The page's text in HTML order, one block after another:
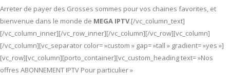
Arreter de payer des Grosses sommes pour vos chaines favorites, et
bienvenue dans le monde de MEGA IPTV.[/vc_column_text]
[/vc_column_inner][/vc_row_inner][/vc_column][/vc_row][vc_column]
[/vc_column][vc_separator color= »custom » gap= »tall » gradient= »yes »]
[vc_row][vc_column][porto_container][vc_custom_heading text= »Nos
offres ABONNEMENT IPTV Pour particulier »